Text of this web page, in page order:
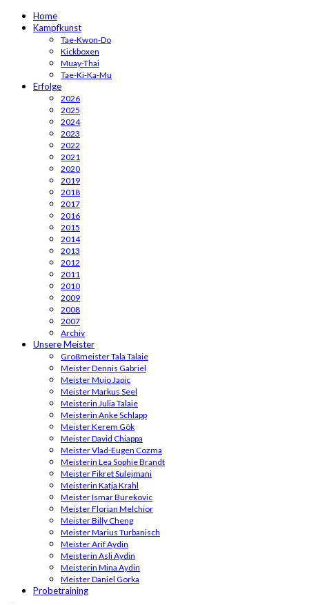
Home
Kampfkunst
Tae-Kwon-Do
Kickboxen
Muay-Thai
Tae-Ki-Ka-Mu
Erfolge
2026
2025
2024
2023
2022
2021
2020
2019
2018
2017
2016
2015
2014
2013
2012
2011
2010
2009
2008
2007
Archiv
Unsere Meister
Großmeister Tala Talaie
Meister Dennis Gabriel
Meister Mujo Japic
Meister Markus Seel
Meisterin Julia Talaie
Meisterin Anke Schlapp
Meister Kerem Gök
Meister David Chiappa
Meister Vlad-Eugen Cozma
Meisterin Lea Sophie Brandt
Meister Fikret Sulejmani
Meisterin Katja Krahl
Meister Ismar Burekovic
Meister Florian Melchior
Meister Billy Cheng
Meister Marius Turbanisch
Meister Arif Aydin
Meisterin Asli Aydin
Meisterin Mina Aydin
Meister Daniel Gorka
Probetraining